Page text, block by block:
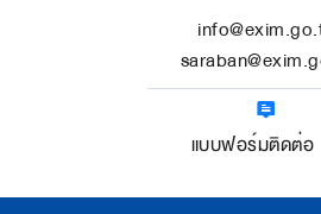
แบบฟอร์มติดต่อ